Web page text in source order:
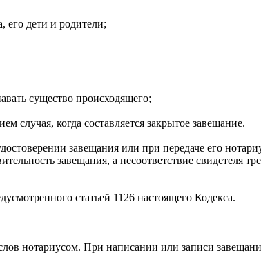
его дети и родители;
существо происходящего;
случая, когда составляется закрытое завещание.
завещания или при передаче его
завещания, а несоответствие свидетеля
статьей 1126 настоящего Кодекса.
нотариусом. При написании или записи